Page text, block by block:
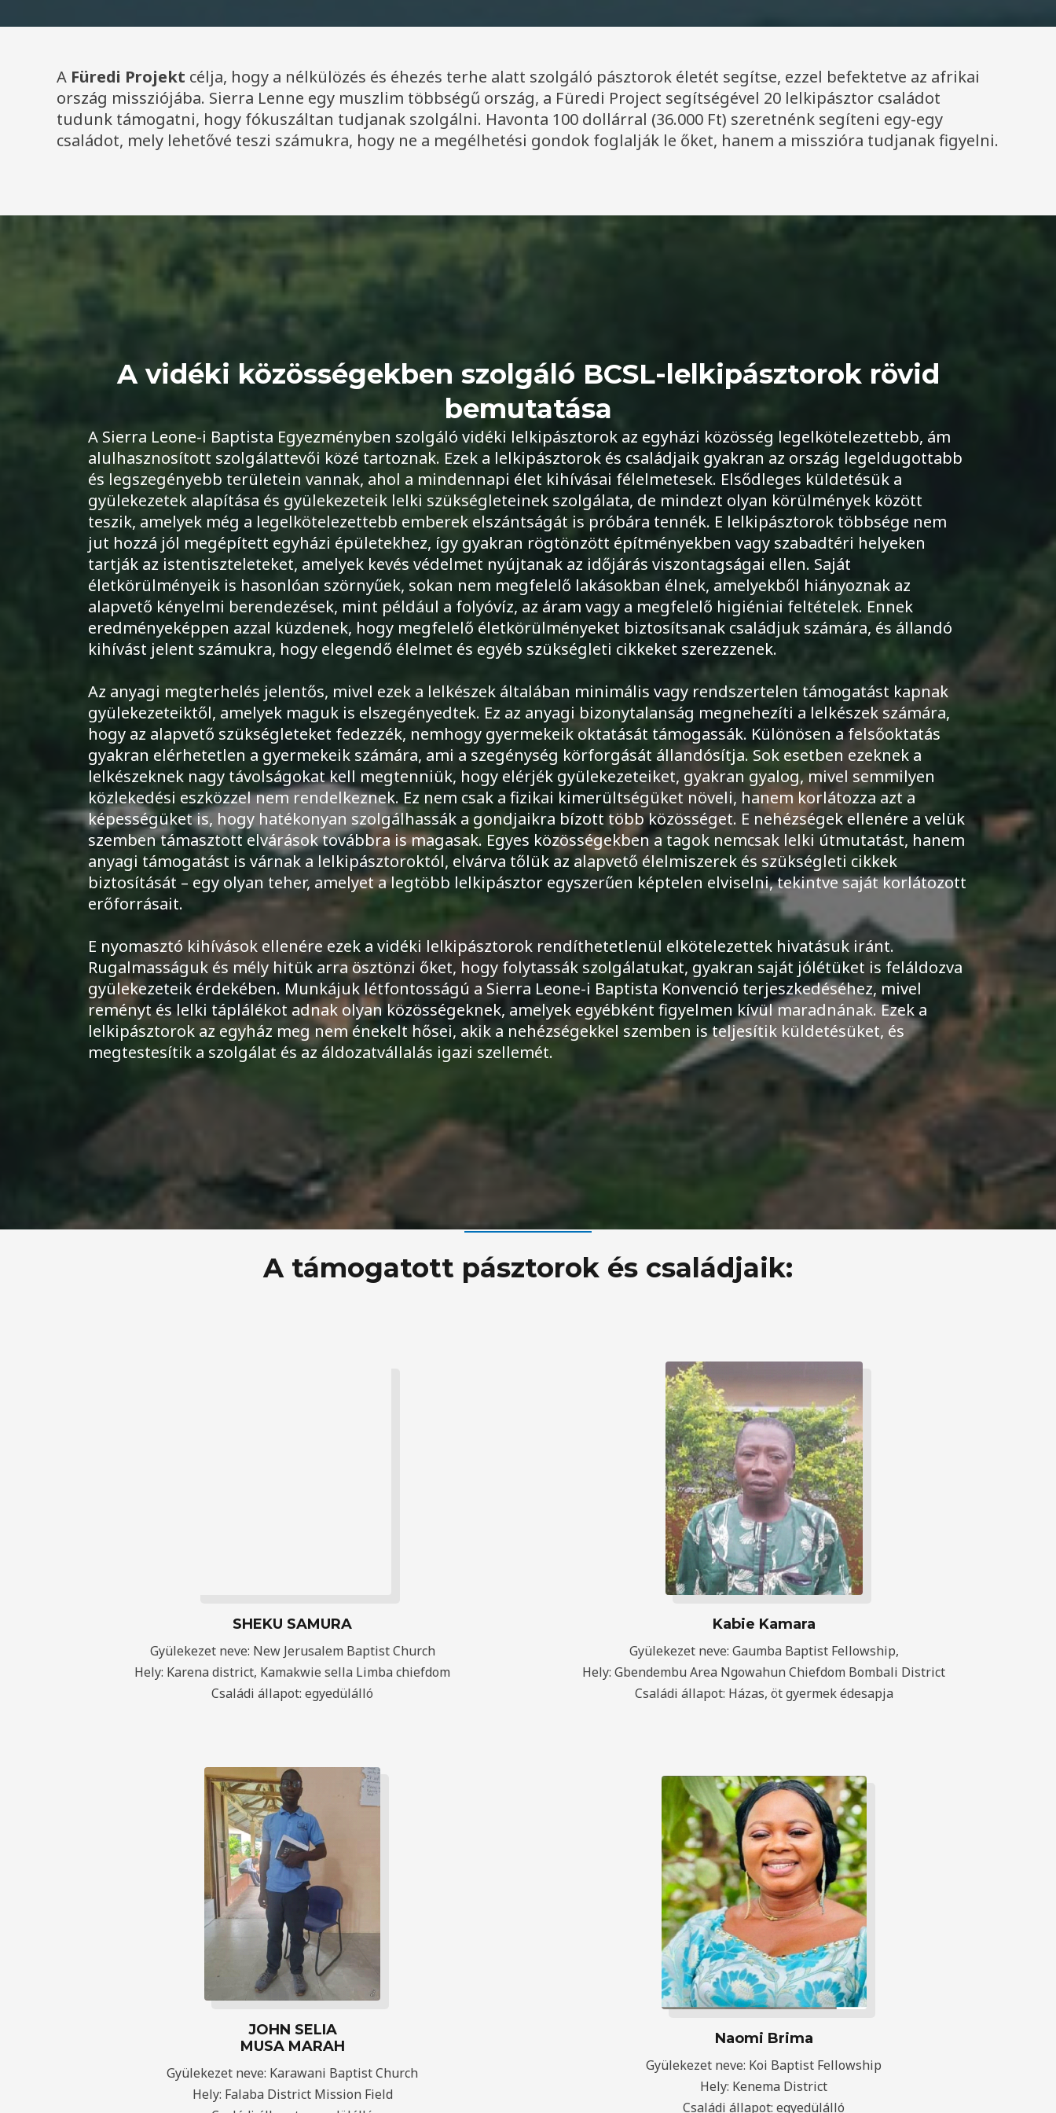
A Füredi Projekt célja, hogy a nélkülözés és éhezés terhe alatt szolgáló pásztorok életét segítse, ezzel befektetve az afrikai
ország missziójába. Sierra Lenne egy muszlim többségű ország, a Füredi Project segítségével 20 lelkipásztor családot
tudunk támogatni, hogy fókuszáltan tudjanak szolgálni. Havonta 100 dollárral (36.000 Ft) szeretnénk segíteni egy-egy
családot, mely lehetővé teszi számukra, hogy ne a megélhetési gondok foglalják le őket, hanem a misszióra tudjanak figyelni.
A vidéki közösségekben szolgáló BCSL-lelkipásztorok rövid
bemutatása
A Sierra Leone-i Baptista Egyezményben szolgáló vidéki lelkipásztorok az egyházi közösség legelkötelezettebb, ám
alulhasznosított szolgálattevői közé tartoznak. Ezek a lelkipásztorok és családjaik gyakran az ország legeldugottabb
és legszegényebb területein vannak, ahol a mindennapi élet kihívásai félelmetesek. Elsődleges küldetésük a
gyülekezetek alapítása és gyülekezeteik lelki szükségleteinek szolgálata, de mindezt olyan körülmények között
teszik, amelyek még a legelkötelezettebb emberek elszántságát is próbára tennék. E lelkipásztorok többsége nem
jut hozzá jól megépített egyházi épületekhez, így gyakran rögtönzött építményekben vagy szabadtéri helyeken
tartják az istentiszteleteket, amelyek kevés védelmet nyújtanak az időjárás viszontagságai ellen. Saját
életkörülményeik is hasonlóan szörnyűek, sokan nem megfelelő lakásokban élnek, amelyekből hiányoznak az
alapvető kényelmi berendezések, mint például a folyóvíz, az áram vagy a megfelelő higiéniai feltételek. Ennek
eredményeképpen azzal küzdenek, hogy megfelelő életkörülményeket biztosítsanak családjuk számára, és állandó
kihívást jelent számukra, hogy elegendő élelmet és egyéb szükségleti cikkeket szerezzenek.
Az anyagi megterhelés jelentős, mivel ezek a lelkészek általában minimális vagy rendszertelen támogatást kapnak
gyülekezeteiktől, amelyek maguk is elszegényedtek. Ez az anyagi bizonytalanság megnehezíti a lelkészek számára,
hogy az alapvető szükségleteket fedezzék, nemhogy gyermekeik oktatását támogassák. Különösen a felsőoktatás
gyakran elérhetetlen a gyermekeik számára, ami a szegénység körforgását állandósítja. Sok esetben ezeknek a
lelkészeknek nagy távolságokat kell megtenniük, hogy elérjék gyülekezeteiket, gyakran gyalog, mivel semmilyen
közlekedési eszközzel nem rendelkeznek. Ez nem csak a fizikai kimerültségüket növeli, hanem korlátozza azt a
képességüket is, hogy hatékonyan szolgálhassák a gondjaikra bízott több közösséget. E nehézségek ellenére a velük
szemben támasztott elvárások továbbra is magasak. Egyes közösségekben a tagok nemcsak lelki útmutatást, hanem
anyagi támogatást is várnak a lelkipásztoroktól, elvárva tőlük az alapvető élelmiszerek és szükségleti cikkek
biztosítását – egy olyan teher, amelyet a legtöbb lelkipásztor egyszerűen képtelen elviselni, tekintve saját korlátozott
erőforrásait.
E nyomasztó kihívások ellenére ezek a vidéki lelkipásztorok rendíthetetlenül elkötelezettek hivatásuk iránt.
Rugalmasságuk és mély hitük arra ösztönzi őket, hogy folytassák szolgálatukat, gyakran saját jólétüket is feláldozva
gyülekezeteik érdekében. Munkájuk létfontosságú a Sierra Leone-i Baptista Konvenció terjeszkedéséhez, mivel
reményt és lelki táplálékot adnak olyan közösségeknek, amelyek egyébként figyelmen kívül maradnának. Ezek a
lelkipásztorok az egyház meg nem énekelt hősei, akik a nehézségekkel szemben is teljesítik küldetésüket, és
megtestesítik a szolgálat és az áldozatvállalás igazi szellemét.
A támogatott pásztorok és családjaik:
SHEKU SAMURA
Gyülekezet neve: New Jerusalem Baptist Church
Hely: Karena district, Kamakwie sella Limba chiefdom
Családi állapot: egyedülálló
Kabie Kamara
Gyülekezet neve: Gaumba Baptist Fellowship,
Hely: Gbendembu Area Ngowahun Chiefdom Bombali District
Családi állapot: Házas, öt gyermek édesapja
JOHN SELIA
MUSA MARAH
Gyülekezet neve: Karawani Baptist Church
Hely: Falaba District Mission Field
Naomi Brima
Gyülekezet neve: Koi Baptist Fellowship
Hely: Kenema District
Családi állapot: egyedülálló